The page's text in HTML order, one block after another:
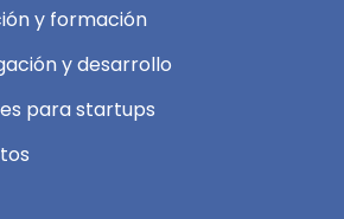
y formación
y desarrollo
para startups